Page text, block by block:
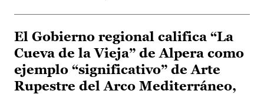
El Gobierno regional califica “La
Cueva de la Vieja” de Alpera como
ejemplo “significativo” de Arte
Rupestre del Arco Mediterráneo,